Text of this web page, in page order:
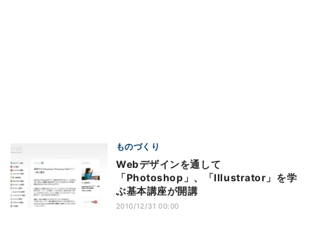
ものづくり
Webデザインを通して
「Photoshop」、「Illustrator」を学
ぶ基本講座が開講
2010/12/31 00:00